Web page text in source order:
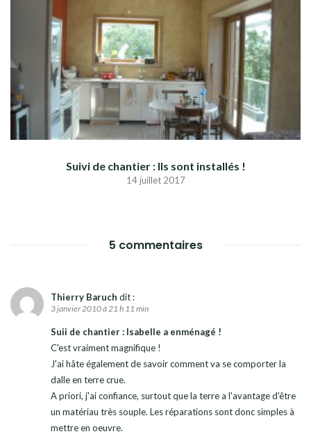
Suivi de chantier : Ils sont installés !
14 juillet 2017
5 commentaires
Thierry Baruch dit :
3 janvier 2010 à 21 h 11 min
Suii de chantier : Isabelle a enménagé !
C'est vraiment magnifique !
J'ai hâte également de savoir comment va se comporter la
dalle en terre crue.
A priori, j'ai confiance, surtout que la terre a l'avantage d'être
un matériau très souple. Les réparations sont donc simples à
mettre en oeuvre.